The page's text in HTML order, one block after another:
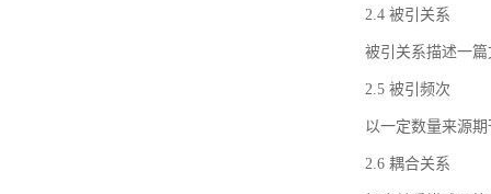
2.4 被引关系
被引关系描述一
2.5 被引频次
以一定数量来源
2.6 耦合关系